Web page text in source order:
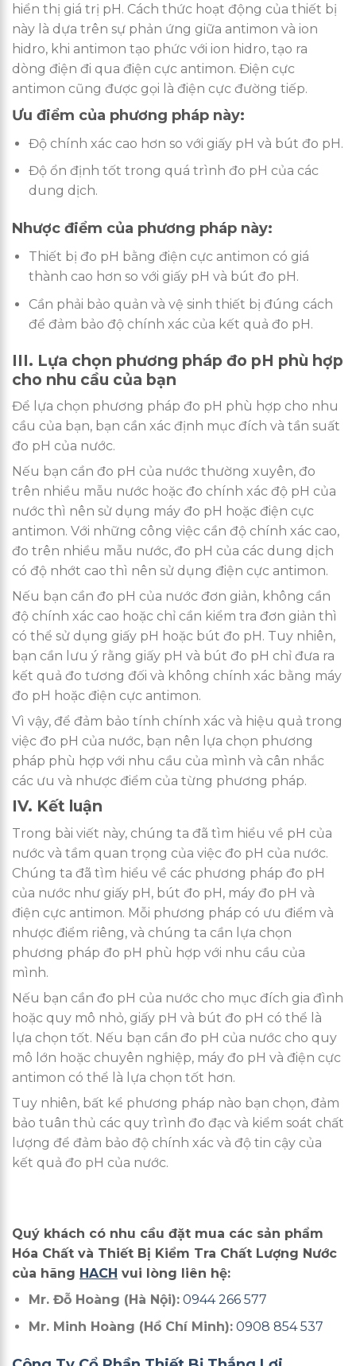
hiển thị giá trị pH. Cách thức hoạt động của thiết bị
này là dựa trên sự phản ứng giữa antimon và ion
hidro, khi antimon tạo phức với ion hidro, tạo ra
dòng điện đi qua điện cực antimon. Điện cực
antimon cũng được gọi là điện cực đường tiếp.
Ưu điểm của phương pháp này:
Độ chính xác cao hơn so với giấy pH và bút đo pH.
Độ ổn định tốt trong quá trình đo pH của các
dung dịch.
Nhược điểm của phương pháp này:
Thiết bị đo pH bằng điện cực antimon có giá
thành cao hơn so với giấy pH và bút đo pH.
Cần phải bảo quản và vệ sinh thiết bị đúng cách
để đảm bảo độ chính xác của kết quả đo pH.
III. Lựa chọn phương pháp đo pH phù hợp
cho nhu cầu của bạn
Để lựa chọn phương pháp đo pH phù hợp cho nhu
cầu của bạn, bạn cần xác định mục đích và tần suất
đo pH của nước.
Nếu bạn cần đo pH của nước thường xuyên, đo
trên nhiều mẫu nước hoặc đo chính xác độ pH của
nước thì nên sử dụng máy đo pH hoặc điện cực
antimon. Với những công việc cần độ chính xác cao,
đo trên nhiều mẫu nước, đo pH của các dung dịch
có độ nhớt cao thì nên sử dụng điện cực antimon.
Nếu bạn cần đo pH của nước đơn giản, không cần
độ chính xác cao hoặc chỉ cần kiểm tra đơn giản thì
có thể sử dụng giấy pH hoặc bút đo pH. Tuy nhiên,
bạn cần lưu ý rằng giấy pH và bút đo pH chỉ đưa ra
kết quả đo tương đối và không chính xác bằng máy
đo pH hoặc điện cực antimon.
Vì vậy, để đảm bảo tính chính xác và hiệu quả trong
việc đo pH của nước, bạn nên lựa chọn phương
pháp phù hợp với nhu cầu của mình và cân nhắc
các ưu và nhược điểm của từng phương pháp.
IV. Kết luận
Trong bài viết này, chúng ta đã tìm hiểu về pH của
nước và tầm quan trọng của việc đo pH của nước.
Chúng ta đã tìm hiểu về các phương pháp đo pH
của nước như giấy pH, bút đo pH, máy đo pH và
điện cực antimon. Mỗi phương pháp có ưu điểm và
nhược điểm riêng, và chúng ta cần lựa chọn
phương pháp đo pH phù hợp với nhu cầu của
mình.
Nếu bạn cần đo pH của nước cho mục đích gia đình
hoặc quy mô nhỏ, giấy pH và bút đo pH có thể là
lựa chọn tốt. Nếu bạn cần đo pH của nước cho quy
mô lớn hoặc chuyên nghiệp, máy đo pH và điện cực
antimon có thể là lựa chọn tốt hơn.
Tuy nhiên, bất kể phương pháp nào bạn chọn, đảm
bảo tuân thủ các quy trình đo đạc và kiểm soát chất
lượng để đảm bảo độ chính xác và độ tin cậy của
kết quả đo pH của nước.
Quý khách có nhu cầu đặt mua các sản phẩm
Hóa Chất và Thiết Bị Kiểm Tra Chất Lượng Nước
của hãng HACH vui lòng liên hệ:
Mr. Đỗ Hoàng (Hà Nội): 0944 266 577
Mr. Minh Hoàng (Hồ Chí Minh): 0908 854 537